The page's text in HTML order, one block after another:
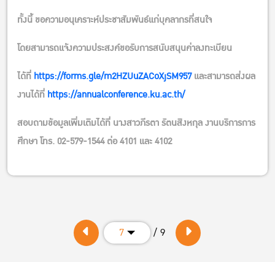
ทั้งนี้ ขอความอนุเคราะห์ประชาสัมพันธ์แก่บุคลากรที่สนใจ
โดยสามารถแจ้งความประสงค์ขอรับการสนับสนุนค่าลงทะเบียน
ได้ที่ https://forms.gle/m2HZUuZACoXjSM957และสามารถส่งผล
งานได้ที่ https://annualconference.ku.ac.th/
สอบถามข้อมูลเพิ่มเติมได้ที่ นางสาวภีรตา รัตนสิงหกุล งานบริการการ
ศึกษา โทร. 02-579-1544 ต่อ 4101 และ 4102
7 / 9